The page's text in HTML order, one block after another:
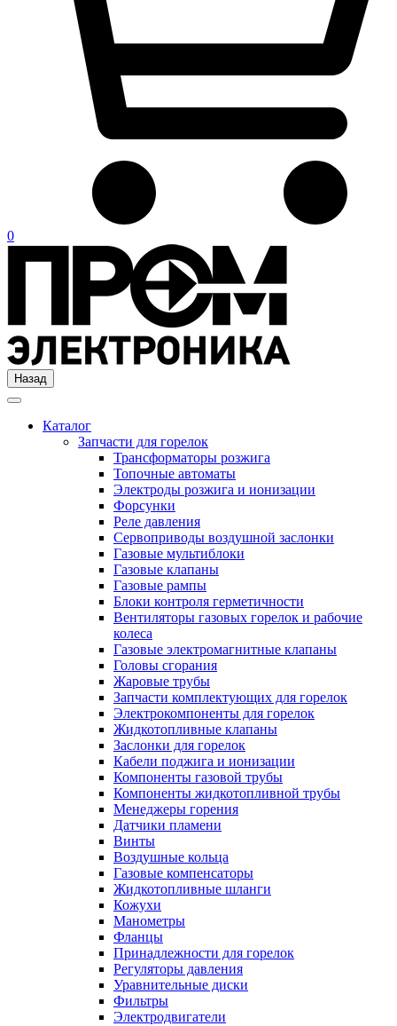
0
Назад
Каталог
Запчасти для горелок
Трансформаторы розжига
Топочные автоматы
Электроды розжига и ионизации
Форсунки
Реле давления
Сервоприводы воздушной заслонки
Газовые мультиблоки
Газовые клапаны
Газовые рампы
Блоки контроля герметичности
Вентиляторы газовых горелок и рабочие
колеса
Газовые электромагнитные клапаны
Головы сгорания
Жаровые трубы
Запчасти комплектующих для горелок
Электрокомпоненты для горелок
Жидкотопливные клапаны
Заслонки для горелок
Кабели поджига и ионизации
Компоненты газовой трубы
Компоненты жидкотопливной трубы
Менеджеры горения
Датчики пламени
Винты
Воздушные кольца
Газовые компенсаторы
Жидкотопливные шланги
Кожухи
Манометры
Фланцы
Принадлежности для горелок
Регуляторы давления
Уравнительные диски
Фильтры
Электродвигатели